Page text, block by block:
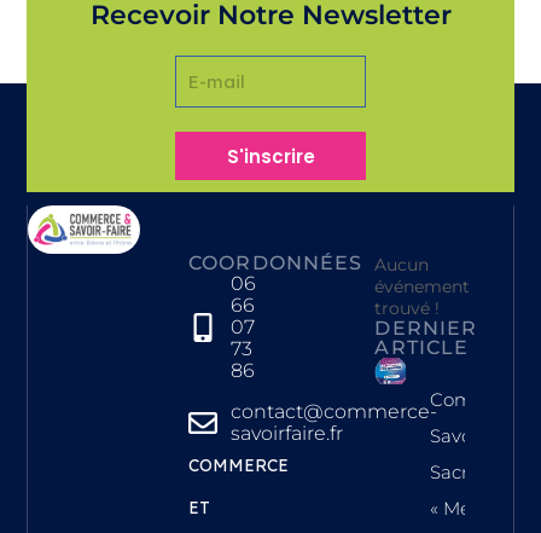
Recevoir Notre Newsletter
S'inscrire
COORDONNÉES
06
66
07
73
86
contact@commerce-
savoirfaire.fr
COMMERCE
ET
Aucun
événement
trouvé !
DERNIER
ARTICLE
Commerce
Savoir-Faire
Sacrée
« Meilleure